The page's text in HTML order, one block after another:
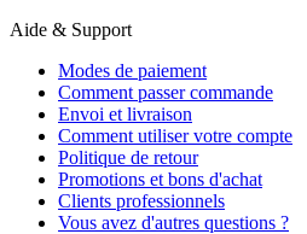
Aide & Support
Modes de paiement
Comment passer commande
Envoi et livraison
Comment utiliser votre compte
Politique de retour
Promotions et bons d'achat
Clients professionnels
Vous avez d'autres questions ?